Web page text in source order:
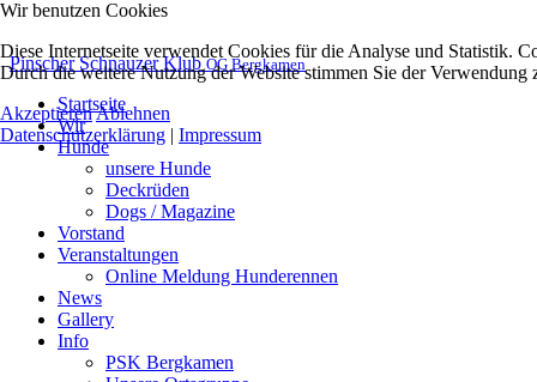
Pinscher Schnauzer Klub OG Bergkamen
Startseite
Wir
Hunde
unsere Hunde
Deckrüden
Dogs / Magazine
Vorstand
Veranstaltungen
Online Meldung Hunderennen
News
Gallery
Info
PSK Bergkamen
Wir benutzen Cookies
Diese Internetseite verwendet Cookies für die Analyse und Statistik.
Durch die weitere Nutzung der Website stimmen Sie der
AkzeptierenAblehnen
Datenschutzerklärung | Impressum